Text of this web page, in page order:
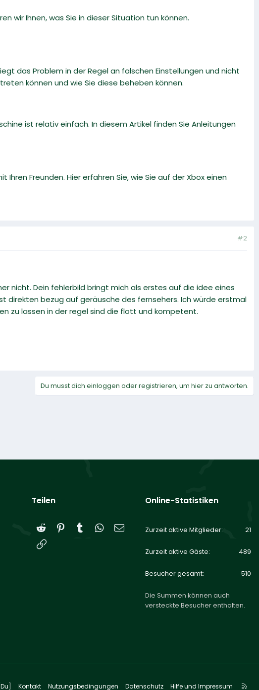
wir Ihnen, was Sie in dieser Situation tun können.
das Problem in der Regel an falschen Einstellungen und nicht
können und wie Sie diese beheben können.
ist relativ einfach. In diesem Artikel finden Sie Anleitungen
Freunden. Hier erfahren Sie, wie Sie auf der Xbox einen
#2
nicht. Dein fehlerbild bringt mich als erstes auf die idee eines
bezug auf geräusche des fernsehers. Ich würde erstmal
zu lassen in der regel sind die flott und kompetent.
Du musst dich einloggen oder registrieren, um hier zu antworten.
Teilen
Reddit Pinterest
Tumblr WhatsApp
E-Mail
Online-Statistiken
Zurzeit aktive Mitglieder 21
Zurzeit aktive Gäste 489
Besucher gesamt 510
Die Summen können auch
versteckte Besucher enthalten.
Kontakt Nutzungsbedingungen Datenschutz Hilfe und Impressum R